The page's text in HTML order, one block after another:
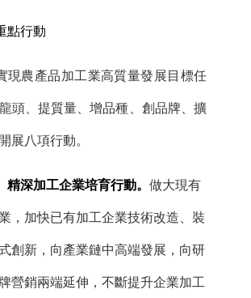
點行動
現農產品加工業高質量發展目標任
頭、提質量、增品種、創品牌、擴
展八項行動。
精深加工企業培育行動。 做大現有
，加快已有加工企業技術改造、裝
創新，向產業鏈中高端發展，向研
營銷兩端延伸，不斷提升企業加工